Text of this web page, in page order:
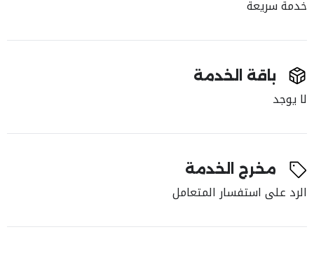
خدمة سريعة
باقة الخدمة
لا يوجد
مخرج الخدمة
الرد على استفسار المتعامل